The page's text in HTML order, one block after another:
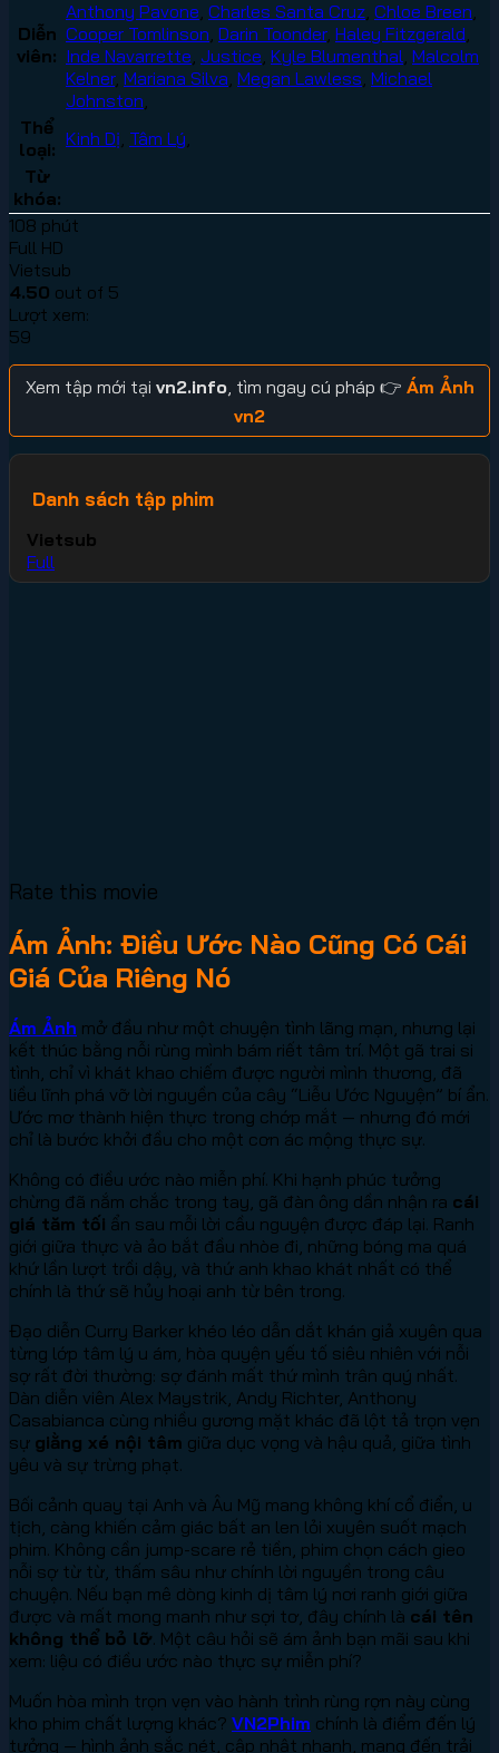
Diễn
viên:
Anthony Pavone Charles Santa Cruz Chloe Breen
Cooper Tomlinson Darin Toonder, Haley Fitzgerald
Inde Navarrette Justice Kyle Blumenthal Malcolm
Kelner, Mariana Silva Megan Lawless Michael
Johnston
Thể
loại: Kinh Dị Tâm Lý
Từ
khóa:
108 phút
Full HD
Vietsub
4.50 out of 5
Lượt xem:
59
Xem tập mới tại vn2.info, tìm ngay cú pháp 👉 Ám Ảnh
vn2
Danh sách tập phim
Vietsub
Full
Rate this movie
Ám Ảnh: Điều Ước Nào Cũng Có Cái
Giá Của Riêng Nó
Ám Ảnh mở đầu như một chuyện tình lãng mạn, nhưng lại
kết thúc bằng nỗi rùng mình bám riết tâm trí. Một gã trai si
tình, chỉ vì khát khao chiếm được người mình thương, đã
liều lĩnh phá vỡ lời nguyền của cây “Liễu Ước Nguyện” bí ẩn.
Ước mơ thành hiện thực trong chớp mắt — nhưng đó mới
chỉ là bước khởi đầu cho một cơn ác mộng thực sự.
Không có điều ước nào miễn phí. Khi hạnh phúc tưởng
chừng đã nắm chắc trong tay, gã đàn ông dần nhận ra cái
giá tăm tối ẩn sau mỗi lời cầu nguyện được đáp lại. Ranh
giới giữa thực và ảo bắt đầu nhòe đi, những bóng ma quá
khứ lần lượt trồi dậy, và thứ anh khao khát nhất có thể
chính là thứ sẽ hủy hoại anh từ bên trong.
Đạo diễn Curry Barker khéo léo dẫn dắt khán giả xuyên qua
từng lớp tâm lý u ám, hòa quyện yếu tố siêu nhiên với nỗi
sợ rất đời thường: sợ đánh mất thứ mình trân quý nhất.
Dàn diễn viên Alex Maystrik, Andy Richter, Anthony
Casabianca cùng nhiều gương mặt khác đã lột tả trọn vẹn
sự giằng xé nội tâm giữa dục vọng và hậu quả, giữa tình
yêu và sự trừng phạt.
Bối cảnh quay tại Anh và Âu Mỹ mang không khí cổ điển, u
tịch, càng khiến cảm giác bất an len lỏi xuyên suốt mạch
phim. Không cần jump-scare rẻ tiền, phim chọn cách gieo
nỗi sợ từ từ, thấm sâu như chính lời nguyền trong câu
chuyện. Nếu bạn mê dòng kinh dị tâm lý nơi ranh giới giữa
được và mất mong manh như sợi tơ, đây chính là cái tên
không thể bỏ lỡ. Một câu hỏi sẽ ám ảnh bạn mãi sau khi
xem: liệu có điều ước nào thực sự miễn phí?
Muốn hòa mình trọn vẹn vào hành trình rùng rợn này cùng
kho phim chất lượng khác? VN2Phim chính là điểm đến lý
tưởng — hình ảnh sắc nét, cập nhật nhanh, mang đến trải